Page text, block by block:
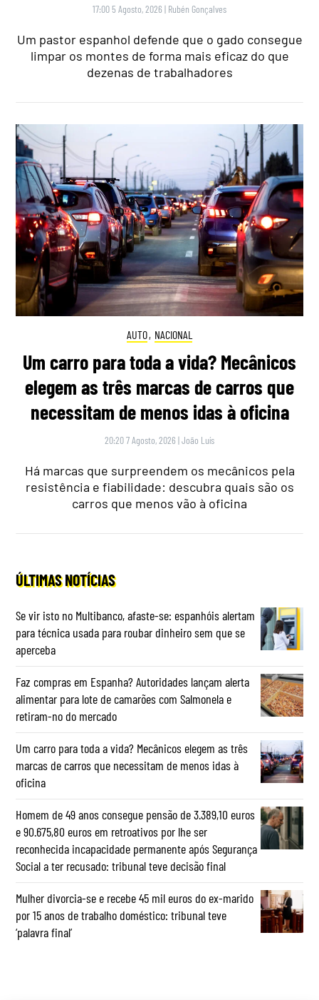
17:00 5 Agosto, 2026 | Rubén Gonçalves
Um pastor espanhol defende que o gado consegue
limpar os montes de forma mais eficaz do que
dezenas de trabalhadores
AUTO, NACIONAL
Um carro para toda a vida? Mecânicos
elegem as três marcas de carros que
necessitam de menos idas à oficina
20:20 7 Agosto, 2026 |João Luís
Há marcas que surpreendem os mecânicos pela
resistência e fiabilidade: descubra quais são os
carros que menos vão à oficina
ÚLTIMAS NOTÍCIAS
Se vir isto no Multibanco, afaste-se: espanhóis alertam
para técnica usada para roubar dinheiro sem que se
aperceba
Faz compras em Espanha? Autoridades lançam alerta
alimentar para lote de camarões com Salmonela e
retiram-no do mercado
Um carro para toda a vida? Mecânicos elegem as três
marcas de carros que necessitam de menos idas à
oficina
Homem de 49 anos consegue pensão de 3.389,10 euros
e 90.675,80 euros em retroativos por lhe ser
reconhecida incapacidade permanente após Segurança
Social a ter recusado: tribunal teve decisão final
Mulher divorcia-se e recebe 45 mil euros do ex-marido
por 15 anos de trabalho doméstico: tribunal teve
‘palavra final’